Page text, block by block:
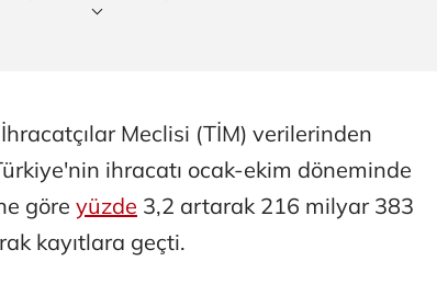
Meclisi (TİM) verilerinden
ihracatı ocak-ekim döneminde
göre yüzde 3,2 artarak 216 milyar 383
kayıtlara geçti.